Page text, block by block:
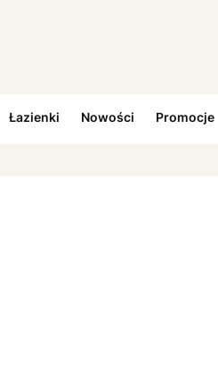
Łazienki Nowości Promocje